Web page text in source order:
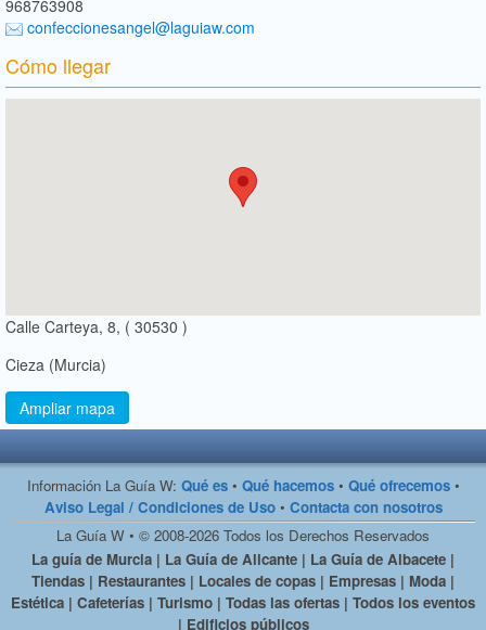
968763908
confeccionesangel@laguiaw.com
Cómo llegar
Calle Carteya, 8, ( 30530 )
Cieza (Murcia)
Ampliar mapa
Información La Guía W: Qué es• Qué hacemos• Qué ofrecemos•
Aviso Legal / Condiciones de Uso• Contacta con nosotros
La Guía W • © 2008-2026 Todos los Derechos Reservados
La guía de Murcia | La Guía de Alicante | La Guía de Albacete |
Tiendas | Restaurantes | Locales de copas | Empresas | Moda |
Estética | Cafeterías | Turismo | Todas las ofertas | Todos los eventos
| Edificios públicos